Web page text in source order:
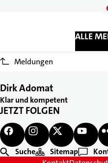
ALLE
Meldungen
Dirk Adomat
Klar und kompetent
JETZT FOLGEN
Suche Sitemap